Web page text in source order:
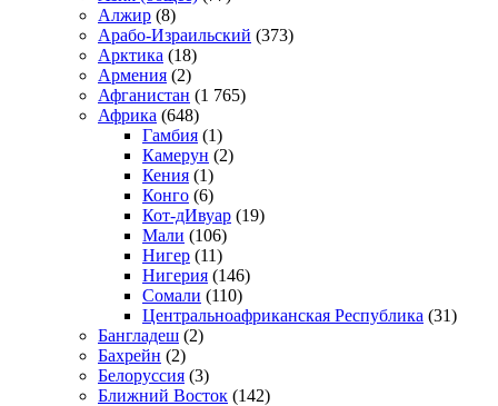
Алжир (8)
Арабо-Израильский (373)
Арктика (18)
Армения (2)
Афганистан (1 765)
Африка (648)
Гамбия (1)
Камерун (2)
Кения (1)
Конго (6)
Кот-дИвуар (19)
Мали (106)
Нигер (11)
Нигерия (146)
Сомали (110)
Центральноафриканская Республика (31)
Бангладеш (2)
Бахрейн (2)
Белоруссия (3)
Ближний Восток (142)